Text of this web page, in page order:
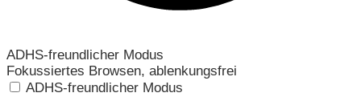
ADHS-freundlicher Modus
Fokussiertes Browsen, ablenkungsfrei
ADHS-freundlicher Modus